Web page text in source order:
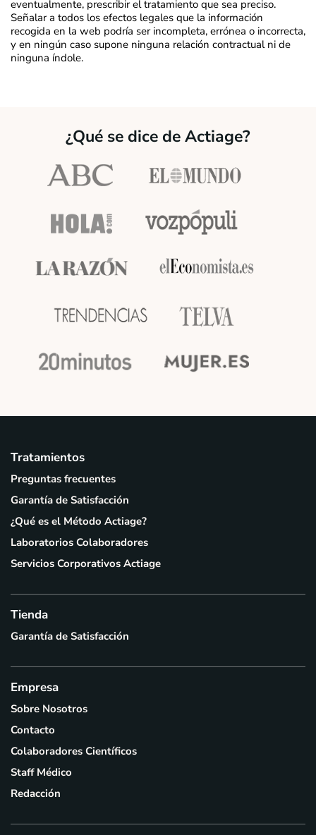
eventualmente, prescribir el tratamiento que sea preciso.
Señalar a todos los efectos legales que la información
recogida en la web podría ser incompleta, errónea o incorrecta,
y en ningún caso supone ninguna relación contractual ni de
ninguna índole.
¿Qué se dice de Actiage?
Tratamientos
Preguntas frecuentes
Garantía de Satisfacción
¿Qué es el Método Actiage?
Laboratorios Colaboradores
Servicios Corporativos Actiage
Tienda
Garantía de Satisfacción
Empresa
Sobre Nosotros
Contacto
Colaboradores Científicos
Staff Médico
Redacción